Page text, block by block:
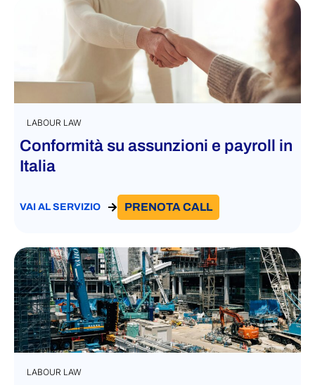
LABOUR LAW
Conformità su assunzioni e payroll in
Italia
VAI AL SERVIZIO PRENOTA CALL
LABOUR LAW